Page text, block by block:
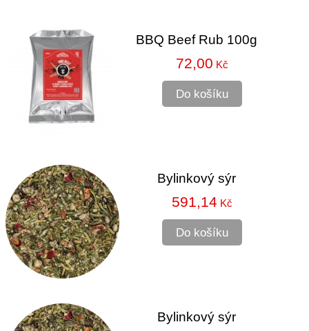
BBQ Beef Rub 100g
72,00 Kč
Do košíku
Bylinkový sýr
591,14 Kč
Do košíku
Bylinkový sýr